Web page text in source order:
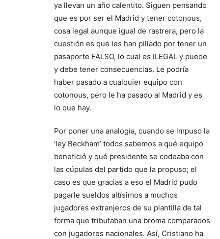
ya llevan un año calentito. Siguen pensando
que es por ser el Madrid y tener cotonous,
cosa legal aunque igual de rastrera, pero la
cuestión es que les han pillado por tener un
pasaporte FALSO, lo cual es ILEGAL y puede
y debe tener consecuencias. Le podría
haber pasado a cualquier equipo con
cotonous, pero le ha pasado al Madrid y es
lo que hay.
Por poner una analogía, cuando se impuso la
‘ley Beckham’ todos sabemos a qué equipo
benefició y qué presidente se codeaba con
las cúpulas del partido que la propuso; el
caso es que gracias a eso el Madrid pudo
pagarle sueldos altísimos a muchos
jugadores extranjeros de su plantilla de tal
forma que tributaban una broma comparados
con jugadores nacionales. Así, Cristiano ha